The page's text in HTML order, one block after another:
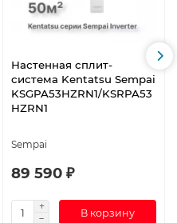
Настенная сплит-
система Kentatsu Sempai
KSGPA53HZRN1/KSRPA53
HZRN1
Sempai
89 590 ₽
В корзину